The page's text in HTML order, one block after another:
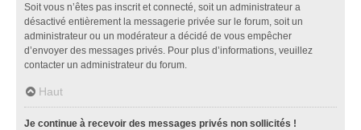
Soit vous n’êtes pas inscrit et connecté, soit un administrateur a
désactivé entièrement la messagerie privée sur le forum, soit un
administrateur ou un modérateur a décidé de vous empêcher
d’envoyer des messages privés. Pour plus d’informations, veuillez
contacter un administrateur du forum.
Haut
Je continue à recevoir des messages privés non sollicités !